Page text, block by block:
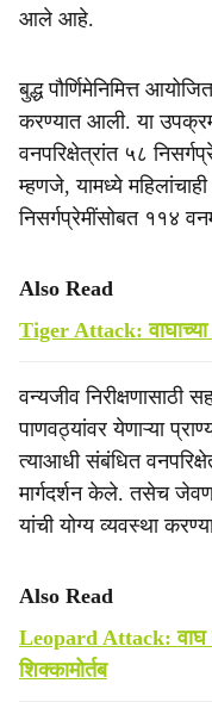
आले आहे.
बुद्ध पौर्णिमेनिमित्त
करण्यात आली. या
वनपरिक्षेत्रांत ५८
म्हणजे, यामध्ये
निसर्गप्रेमींसोबत ११४
Also Read
Tiger Attack:
वन्यजीव निरीक्षणासाठी
पाणवठ्यांवर येणाऱ्या
त्याआधी संबंधित
मार्गदर्शन केले. तसेच
यांची योग्य व्यवस्था
Also Read
Leopard Attack: वाघ
शिक्कामोर्तब